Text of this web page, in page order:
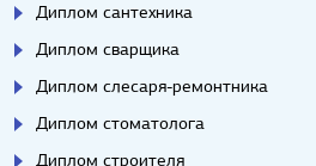
Диплом сантехника
Диплом сварщика
Диплом слесаря-ремонтника
Диплом стоматолога
Диплом строителя